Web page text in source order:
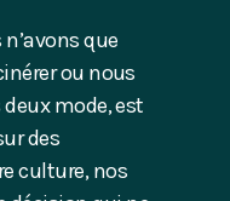
que
ou nous
mode, est
des
culture, nos